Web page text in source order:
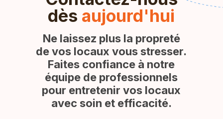
dès aujourd'hui
Ne laissez plus la propreté
de vos locaux vous stresser.
Faites confiance à notre
équipe de professionnels
pour entretenir vos locaux
avec soin et efficacité.